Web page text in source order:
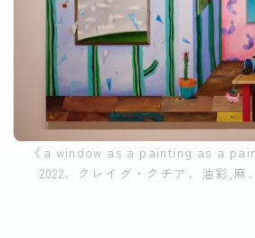
《a window as a painting as a
2022、クレイグ・クチア、油彩,麻